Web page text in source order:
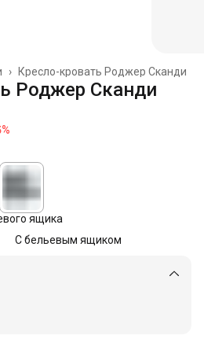
Кресло-кровать Роджер Сканди
›
Роджер Сканди
%
ящика
С бельевым ящиком